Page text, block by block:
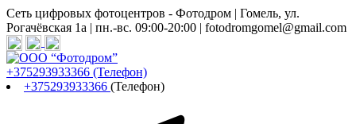
Сеть цифровых фотоцентров - Фотодром | Гомель, ул.
Рогачёвская 1а | пн.-вс. 09:00-20:00 | fotodromgomel@gmail.com
+375293933366 (Телефон)
+375293933366 (Телефон)